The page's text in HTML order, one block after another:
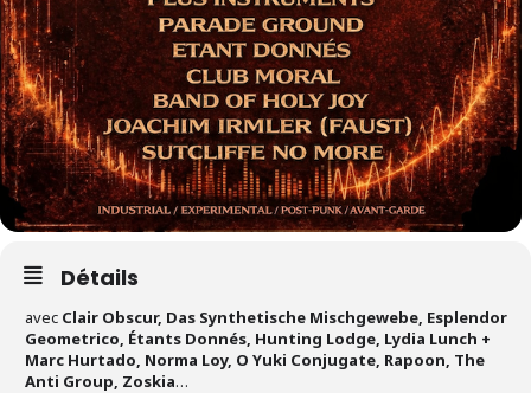
Détails
avec Clair Obscur, Das Synthetische Mischgewebe, Esplendor
Geometrico, Étants Donnés, Hunting Lodge, Lydia Lunch +
Marc Hurtado, Norma Loy, O Yuki Conjugate, Rapoon, The
Anti Group, Zoskia…